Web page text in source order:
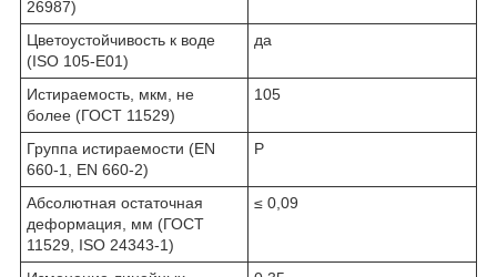
26987)
Цветоустойчивость к воде
(ISO 105-E01)
да
Истираемость, мкм, не
более (ГОСТ 11529)
105
Группа истираемости (EN
660-1, EN 660-2)
P
Абсолютная остаточная
деформация, мм (ГОСТ
11529, ISO 24343-1)
≤ 0,09